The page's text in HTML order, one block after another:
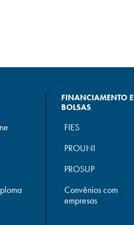
FINANCIAMENTO E
BOLSAS
FIES
PROUNI
PROSUP
Convênios com
empresas